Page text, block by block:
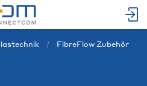
FibreFlow Zubehör